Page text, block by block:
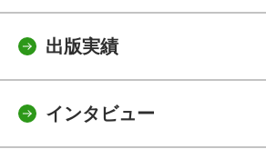
出版実績
インタビュー